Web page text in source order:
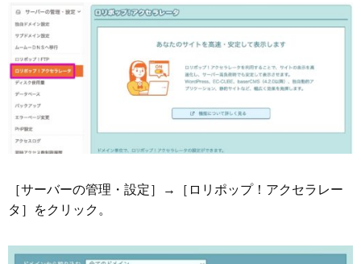
［サーバーの管理・設定］→［ロリポップ！アクセラレー
タ］をクリック。